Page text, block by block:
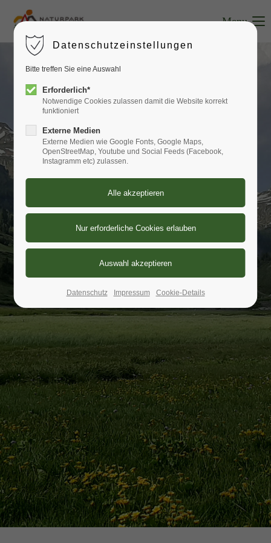
Login
Register|Lost your password?
Support
Lorem ipsum dolor sit amet:
24h
We offer support for our customers
Mon - Fri 8:00am - 5:00pm(GMT +1)
Get in touch
Cybersteel Inc.
376-293 City Road, Suite 600
San Francisco, CA 94102
Have any questions?
Menu
Datenschutzeinstellungen
Bitte treffen Sie eine Auswahl
Erforderlich*
Notwendige Cookies zulassen damit die Website korrekt
funktioniert
Externe Medien
Externe Medien wie Google Fonts, Google Maps,
OpenStreetMap, Youtube und Social Feeds (Facebook,
Instagramm etc) zulassen.
Datenschutz Impressum Cookie-Details